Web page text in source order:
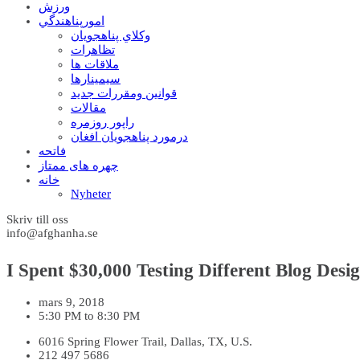
ورزش
امورپناهندگي
وکلاي پناهجويان
تظاهرات
ملاقات ها
سيمينارها
قوانين ومقررات جديد
مقالات
راپور روزمره
درمورد پناهجويان افغان
فاتحه
چهره های ممتاز
خانه
Nyheter
Skriv till oss
info@afghanha.se
I Spent $30,000 Testing Different Blog
mars 9, 2018
5:30 PM to 8:30 PM
6016 Spring Flower Trail, Dallas, TX, U.S.
212 497 5686